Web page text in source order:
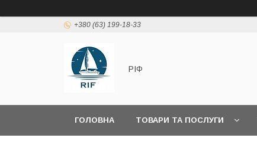
+380 (63) 199-18-33
РІФ
ГОЛОВНА ТОВАРИ ТА ПОСЛУГИ